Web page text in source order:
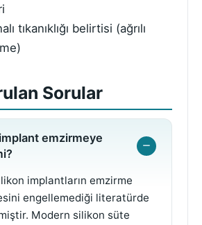
tıkanıklığı belirtisi (ağrılı
Sorular
emzirmeye
implantların emzirme
engellemediği literatürde
Modern silikon süte